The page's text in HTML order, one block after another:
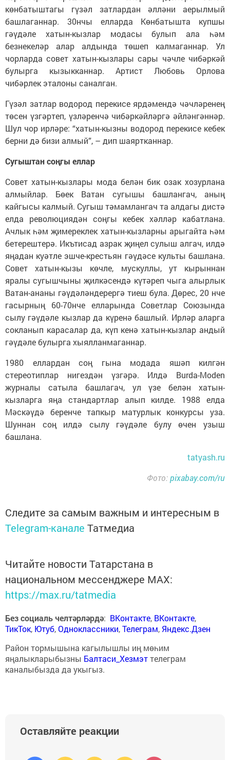
көнбатыштагы гүзәл затлардан әлләни аерылмый
башлаганнар. 30нчы елларда Көнбатышта купшы
гәүдәле хатын-кызлар модасы булып ала һәм
безнекеләр алар алдында төшеп калмаганнар. Ул
чорларда совет хатын-кызлары сары чәчле чибәркәй
булырга кызыкканнар. Артист Любовь Орлова
чибәрлек эталоны саналган.
Гүзәл затлар водород перекисе ярдәмендә чәчләренең
төсен үзгәртеп, үзләренчә чибәркәйләргә әйләнгәннәр.
Шул чор ирләре: “хатын-кызны водород перекисе кебек
берни дә бизи алмый”, – дип шаяртканнар.
Сугыштан соңгы еллар
Совет хатын-кызлары мода белән бик озак хозурлана
алмыйлар. Бөек Ватан сугышы башлангач, аның
кайгысы калмый. Сугыш тәмамлангач та алдагы дистә
елда революциядән соңгы кебек хәлләр кабатлана.
Ачлык һәм җимереклек хатын-кызларны арыгайта һәм
бетерештерә. Икътисад азрак җиңел сулыш алгач, илдә
яңадан куәтле эшче-крестьян гәүдәсе культы башлана.
Совет хатын-кызы көчле, мускуллы, ут кырыннан
яралы сугышчыны җилкәсендә күтәреп чыга алырлык
Ватан-ананы гәүдәләндерергә тиеш була. Дөрес, 20 нче
гасырның 60-70нче елларында Советлар Союзында
сылу гәүдәле кызлар да күренә башлый. Ирләр аларга
сокланып карасалар да, күп кенә хатын-кызлар андый
гәүдәле булырга хыялланмаганнар.
1980 еллардан соң гына модада яшәп килгән
стереотиплар нигездән үзгәрә. Илдә Burda-Moden
журналы сатыла башлагач, ул үзе белән хатын-
кызларга яңа стандартлар алып килде. 1988 елда
Мәскәүдә беренче тапкыр матурлык конкурсы уза.
Шуннан соң илдә сылу гәүдәле булу өчен узыш
башлана.
tatyash.ru
Фото:pixabay.com/ru
Следите за самым важным и интересным в
Telegram-канале Татмедиа
Читайте новости Татарстана в
национальном мессенджере MАХ:
https://max.ru/tatmedia
Без социаль челтәрләрдә: ВКонтакте, ВКонтакте,
ТикТок, Ютуб,Одноклассники,Телеграм, Яндекс.Дзен
Район тормышына кагылышлы иң мөһим
яңалыкларыбызны Балтаси_Хезмэттелеграм
каналыбызда да укыгыз.
Оставляйте реакции